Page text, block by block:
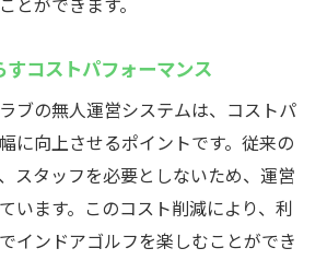
コストパフォーマンス
ブの無人運営システムは、コストパ
に向上させるポイントです。従来の
スタッフを必要としないため、運営
います。このコスト削減により、利
インドアゴルフを楽しむことができ